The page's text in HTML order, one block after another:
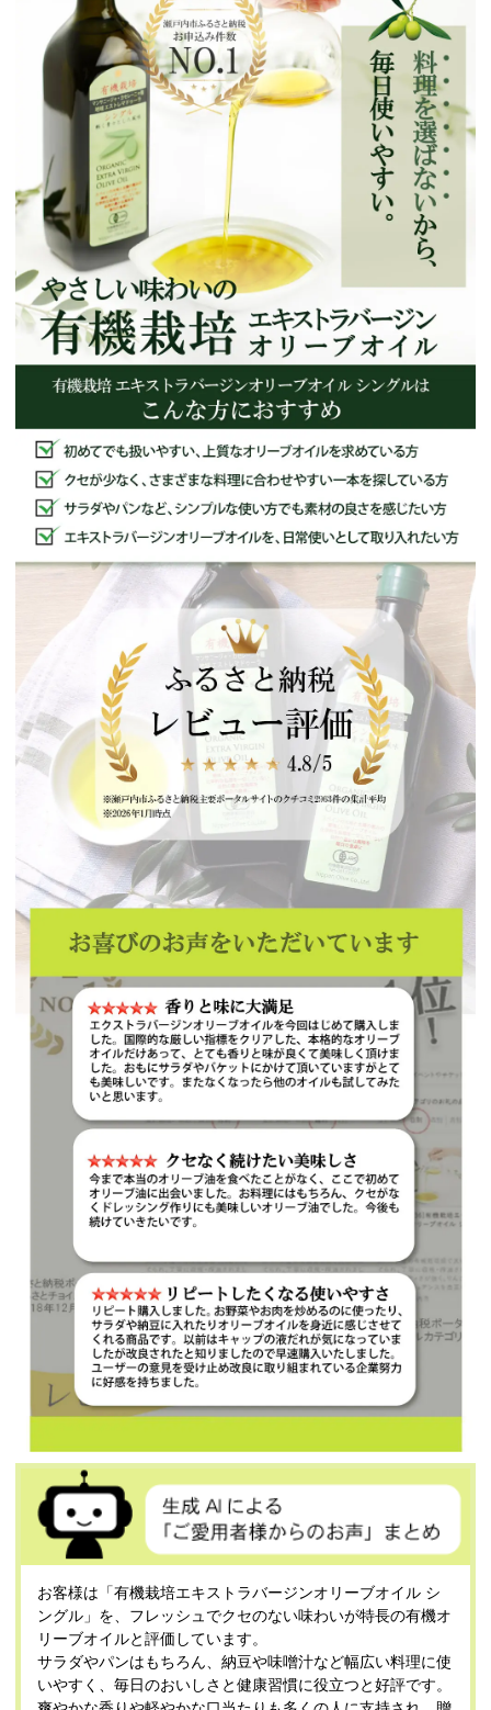
お客様は「有機栽培エキストラバージンオリーブオイル シ
ングル」を、フレッシュでクセのない味わいが特長の有機オ
リーブオイルと評価しています。
サラダやパンはもちろん、納豆や味噌汁など幅広い料理に使
いやすく、毎日のおいしさと健康習慣に役立つと好評です。